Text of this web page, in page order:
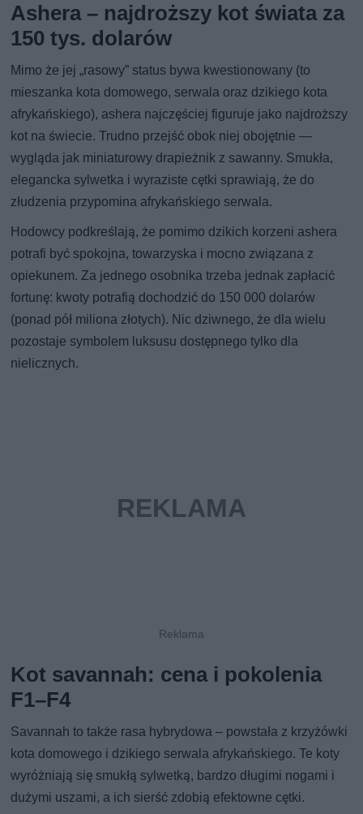
Ashera – najdroższy kot świata za
150 tys. dolarów
Mimo że jej „rasowy” status bywa kwestionowany (to
mieszanka kota domowego, serwala oraz dzikiego kota
afrykańskiego), ashera najczęściej figuruje jako najdroższy
kot na świecie. Trudno przejść obok niej obojętnie —
wygląda jak miniaturowy drapieżnik z sawanny. Smukła,
elegancka sylwetka i wyraziste cętki sprawiają, że do
złudzenia przypomina afrykańskiego serwala.
Hodowcy podkreślają, że pomimo dzikich korzeni ashera
potrafi być spokojna, towarzyska i mocno związana z
opiekunem. Za jednego osobnika trzeba jednak zapłacić
fortunę: kwoty potrafią dochodzić do 150 000 dolarów
(ponad pół miliona złotych). Nic dziwnego, że dla wielu
pozostaje symbolem luksusu dostępnego tylko dla
nielicznych.
Kot savannah: cena i pokolenia
F1–F4
Savannah to także rasa hybrydowa – powstała z krzyżówki
kota domowego i dzikiego serwala afrykańskiego. Te koty
wyróżniają się smukłą sylwetką, bardzo długimi nogami i
dużymi uszami, a ich sierść zdobią efektowne cętki.